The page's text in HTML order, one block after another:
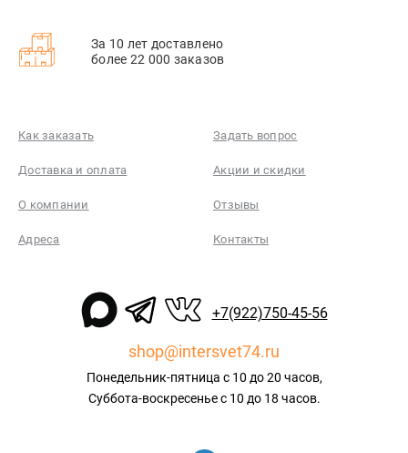
За 10 лет доставлено
более 22 000 заказов
Как заказать Задать вопрос
Доставка и оплата Акции и скидки
О компании Отзывы
Адреса Контакты
+7(922)750-45-56
shop@intersvet74.ru
Понедельник-пятница с 10 до 20 часов,
Суббота-воскресенье с 10 до 18 часов.